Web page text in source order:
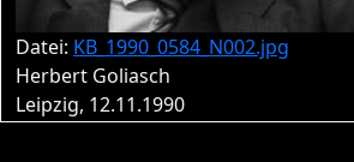
Datei: KB_1990_0584_N002.jpg
Herbert Goliasch
Leipzig, 12.11.1990